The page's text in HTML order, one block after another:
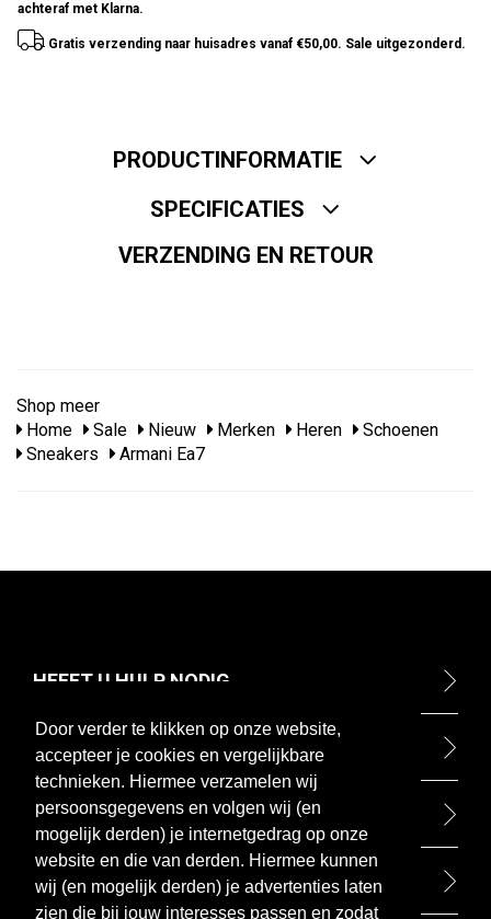
Door verder te klikken op onze website,
accepteer je cookies en vergelijkbare
technieken. Hiermee verzamelen wij
persoonsgegevens en volgen wij (en
mogelijk derden) je internetgedrag op onze
website en die van derden. Hiermee kunnen
wij (en mogelijk derden) je advertenties laten
zien die bij jouw interesses passen en zodat
achteraf met Klarna.
Gratis verzending naar huisadres vanaf €50,00. Sale uitgezonderd.
PRODUCTINFORMATIE
SPECIFICATIES
VERZENDING EN RETOUR
Shop meer
Home
Sale Nieuw Merken Heren
Schoenen
Sneakers
Armani Ea7
HEEFT U HULP NODIG
ONTDEK
BETAALMETHODEN
BEZOEK ONZE WINKEL